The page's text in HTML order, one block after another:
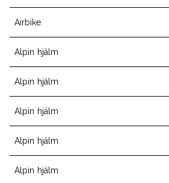
Airbike
Alpin hjälm
Alpin hjälm
Alpin hjälm
Alpin hjälm
Alpin hjälm